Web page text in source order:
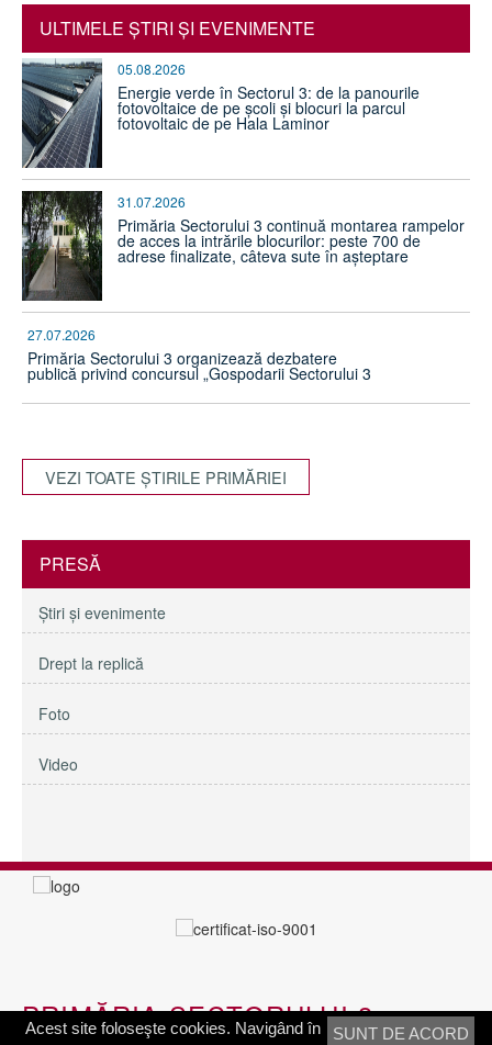
ULTIMELE ŞTIRI ŞI EVENIMENTE
05.08.2026
Energie verde în Sectorul 3: de la panourile
fotovoltaice de pe școli și blocuri la parcul
fotovoltaic de pe Hala Laminor
31.07.2026
Primăria Sectorului 3 continuă montarea rampelor
de acces la intrările blocurilor: peste 700 de
adrese finalizate, câteva sute în așteptare
27.07.2026
Primăria Sectorului 3 organizează dezbatere
publică privind concursul „Gospodarii Sectorului 3
VEZI TOATE ŞTIRILE PRIMĂRIEI
PRESĂ
Ştiri şi evenimente
Drept la replică
Foto
Video
PRIMĂRIA SECTORULUI 3SUNT DE ACORD
Acest site foloseşte cookies. Navigând în